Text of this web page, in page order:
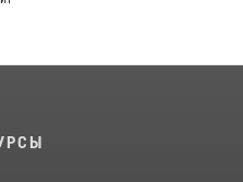
7
на Урале